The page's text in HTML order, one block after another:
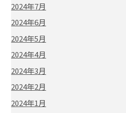
2024年7月
2024年6月
2024年5月
2024年4月
2024年3月
2024年2月
2024年1月